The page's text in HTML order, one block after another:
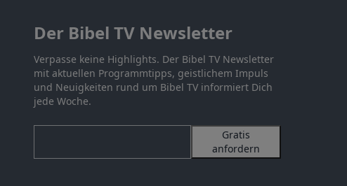
Der Bibel TV Newsletter
Verpasse keine Highlights. Der Bibel TV Newsletter
mit aktuellen Programmtipps, geistlichem Impuls
und Neuigkeiten rund um Bibel TV informiert Dich
jede Woche.
Gratis
anfordern